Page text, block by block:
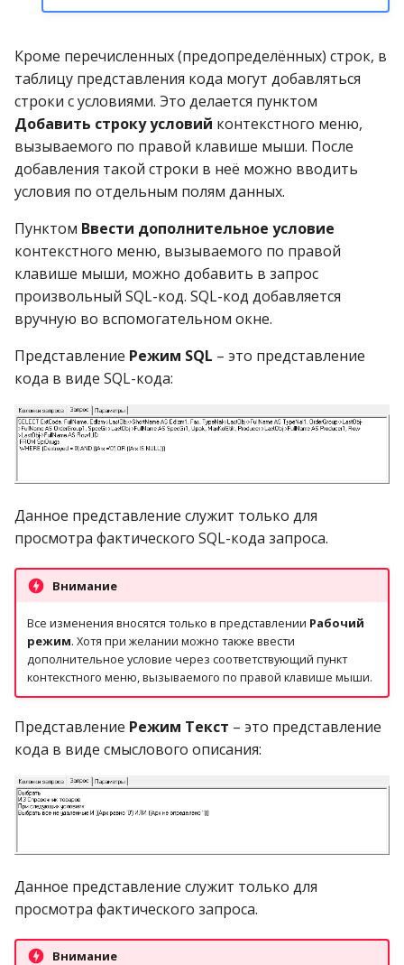
Кроме перечисленных (предопределённых) строк, в
таблицу представления кода могут добавляться
строки с условиями. Это делается пунктом
Добавить строку условий контекстного меню,
вызываемого по правой клавише мыши. После
добавления такой строки в неё можно вводить
условия по отдельным полям данных.
Пунктом Ввести дополнительное условие
контекстного меню, вызываемого по правой
клавише мыши, можно добавить в запрос
произвольный SQL-код. SQL-код добавляется
вручную во вспомогательном окне.
Представление Режим SQL – это представление
кода в виде SQL-кода:
Данное представление служит только для
просмотра фактического SQL-кода запроса.
Внимание
Все изменения вносятся только в представлении Рабочий
режим. Хотя при желании можно также ввести
дополнительное условие через соответствующий пункт
контекстного меню, вызываемого по правой клавише мыши.
Представление Режим Текст – это представление
кода в виде смыслового описания:
Данное представление служит только для
просмотра фактического запроса.
Внимание